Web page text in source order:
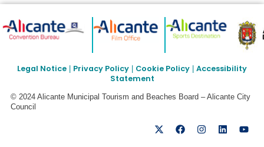
Legal Notice | Privacy Policy | Cookie Policy | Accessibility
Statement
© 2024 Alicante Municipal Tourism and Beaches Board – Alicante City
Council